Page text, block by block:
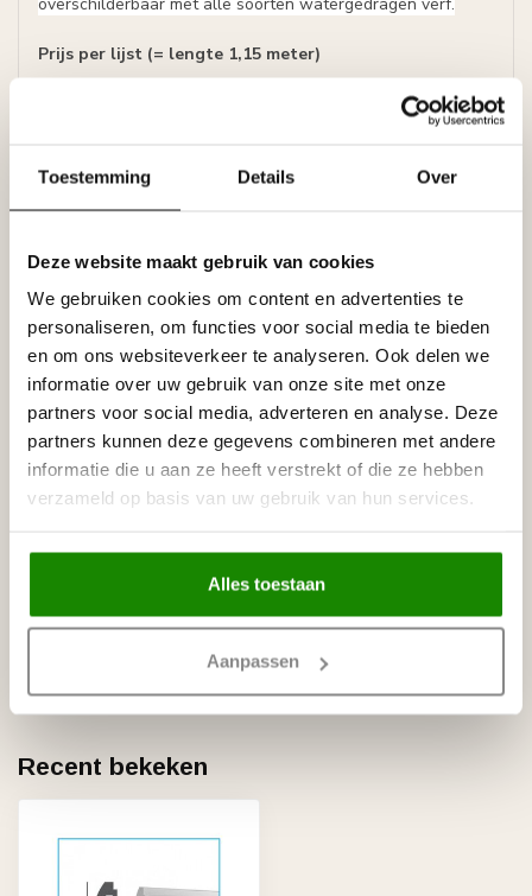
Toestemming Details Over
Deze website maakt gebruik van cookies
We gebruiken cookies om content en advertenties te
personaliseren, om functies voor social media te bieden
en om ons websiteverkeer te analyseren. Ook delen we
informatie over uw gebruik van onze site met onze
partners voor social media, adverteren en analyse. Deze
partners kunnen deze gegevens combineren met andere
informatie die u aan ze heeft verstrekt of die ze hebben
verzameld op basis van uw gebruik van hun services.
Alles toestaan
Aanpassen
Prijs per lijst (= lengte 1,15 meter)
Leverancier
Reviews
Gerelateerde producten
Bison Polymax High Tack
Express (425 gram) €11,95
Tesori LED-profielen - Emmer
1,5 kg
€22,17
Recent bekeken